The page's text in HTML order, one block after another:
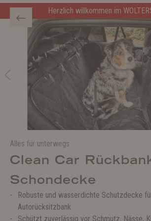
Herzlich willkommen im
Alles für unterwegs
Clean Car
Schondecke
Robuste und wasserdichte Schutzdecke
Autorücksitzbank
Schützt zuverlässig vor Schmutz, Nässe,